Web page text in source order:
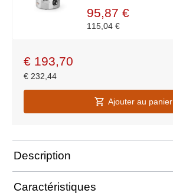
95,87 €
115,04 €
€ 193,70
€ 232,44
Ajouter au panier
Description
Caractéristiques